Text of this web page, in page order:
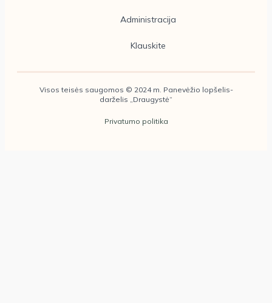
Administracija
Klauskite
Visos teisės saugomos © 2024 m. Panevėžio lopšelis-
darželis „Draugystė“
Privatumo politika